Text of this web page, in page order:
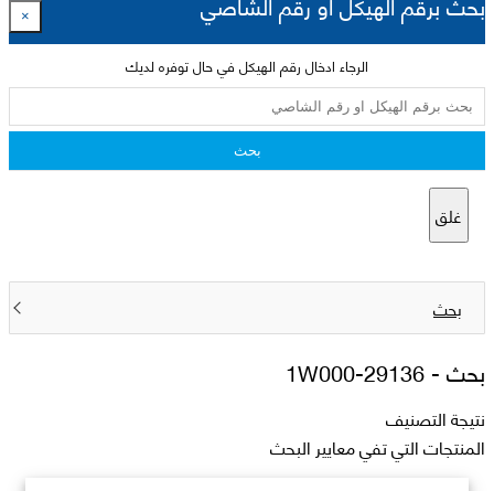
×
الرجاء ادخال رقم الهيكل في حال توفره لديك
بحث
غلق
بحث
بحث -29136-1W000
نتيجة التصنيف
المنتجات التي تفي معايير البحث